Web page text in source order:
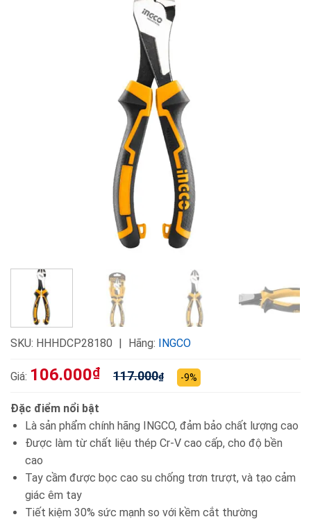
SKU: HHHDCP28180 Hãng: INGCO
Giá: 106.000₫ 117.000₫ -9%
Đặc điểm nổi bật
Là sản phẩm chính hãng INGCO, đảm bảo chất lượng cao
Được làm từ chất liệu thép Cr-V cao cấp, cho độ bền
cao
Tay cầm được bọc cao su chống trơn trượt, và tạo cảm
giác êm tay
Tiết kiệm 30% sức mạnh so với kềm cắt thường